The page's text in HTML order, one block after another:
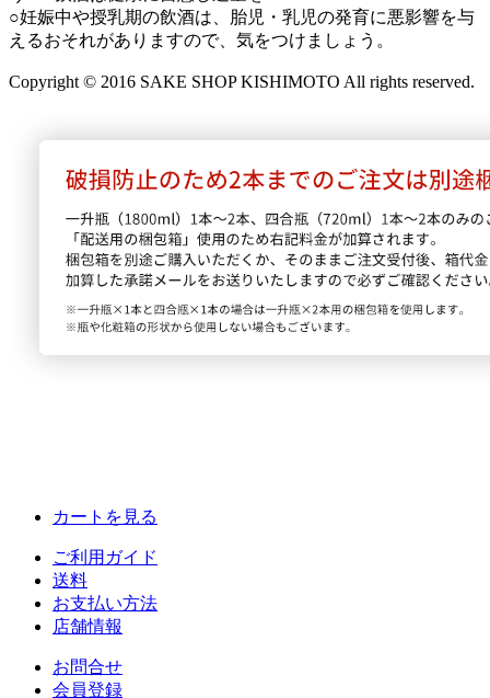
○妊娠中や授乳期の飲酒は、胎児・乳児の発育に悪影響を与
えるおそれがありますので、気をつけましょう。
Copyright © 2016 SAKE SHOP KISHIMOTO All rights reserved.
カートを見る
ご利用ガイド
送料
お支払い方法
店舗情報
お問合せ
会員登録